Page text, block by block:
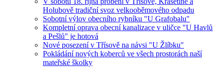
Holubově tradiční svoz velkooběmového odpadu
Sobotní výlov obecního rybníku "U Grafobalu"
Kompletní oprava obecní kanalizace v uličce "U Havlů
a Pešlů" je hotová
Nové posezení v Třísově na návsi "U Žlíbku"
Pokládání nových koberců ve všech prostorách naší
mateřské školky